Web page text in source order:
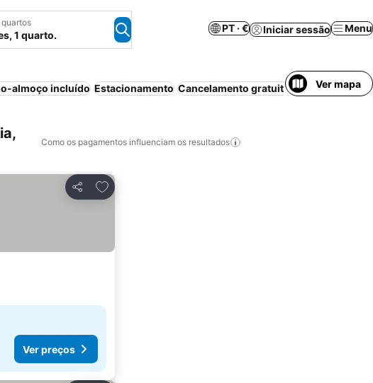
1 quarto.
PT · € Iniciar sessão Menu
almoço incluído Estacionamento Cancelamento gratuito Aparthotel
Ver mapa
Como os pagamentos influenciam os resultados
Partilhar
Adicionar aos favoritos
Ver preços